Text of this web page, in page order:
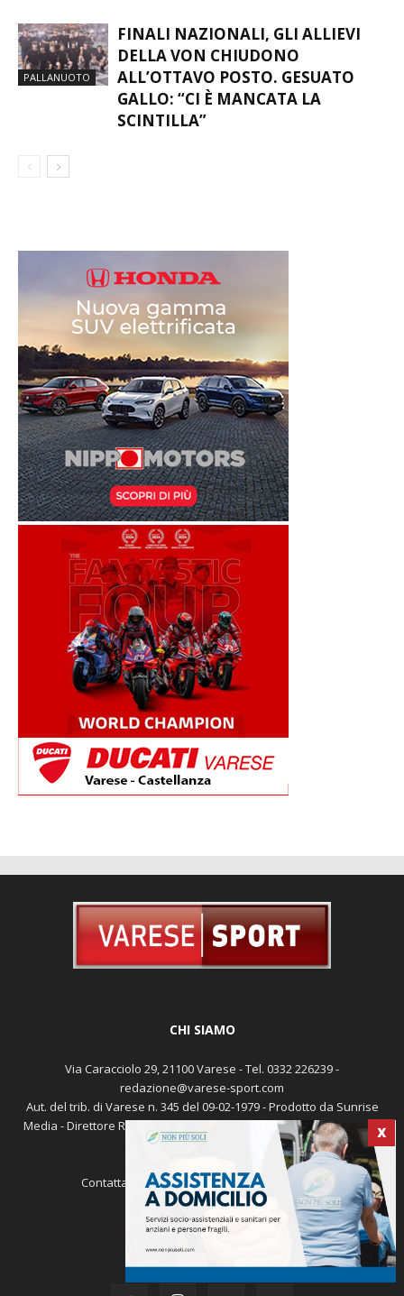
PALLANUOTO
FINALI NAZIONALI, GLI ALLIEVI
DELLA VON CHIUDONO
ALL’OTTAVO POSTO. GESUATO
GALLO: “CI È MANCATA LA
SCINTILLA”
X
CHI SIAMO
Via Caracciolo 29, 21100 Varese - Tel. 0332 226239 -
redazione@varese-sport.com
Aut. del trib. di Varese n. 345 del 09-02-1979 - Prodotto da Sunrise
Media - Direttore Responsabile: Michele Marocco -Cookie policy
Pubblicità
Contattaci: redazione@varese-sport.com
SEGUICI